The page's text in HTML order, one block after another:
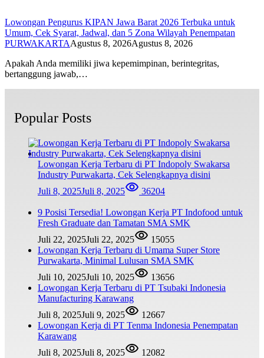
Lowongan Pengurus KIPAN Jawa Barat 2026 Terbuka untuk
Umum, Cek Syarat, Jadwal, dan 5 Zona Wilayah Penempatan
PURWAKARTAAgustus 8, 2026Agustus 8, 2026
Apakah Anda memiliki jiwa kepemimpinan, berintegritas,
bertanggung jawab,…
Popular Posts
Lowongan Kerja Terbaru di PT Indopoly Swakarsa
Industry Purwakarta, Cek Selengkapnya disini
Juli 8, 2025Juli 8, 2025 36204
9 Posisi Tersedia! Lowongan Kerja PT Indofood untuk
Fresh Graduate dan Tamatan SMA SMK
Juli 22, 2025Juli 22, 2025
15055
Lowongan Kerja Terbaru di Umama Super Store
Purwakarta, Minimal Lulusan SMA SMK
Juli 10, 2025Juli 10, 2025
13656
Lowongan Kerja Terbaru di PT Tsubaki Indonesia
Manufacturing Karawang
Juli 8, 2025Juli 9, 2025
12667
Lowongan Kerja di PT Tenma Indonesia Penempatan
Karawang
Juli 8, 2025Juli 8, 2025 12082